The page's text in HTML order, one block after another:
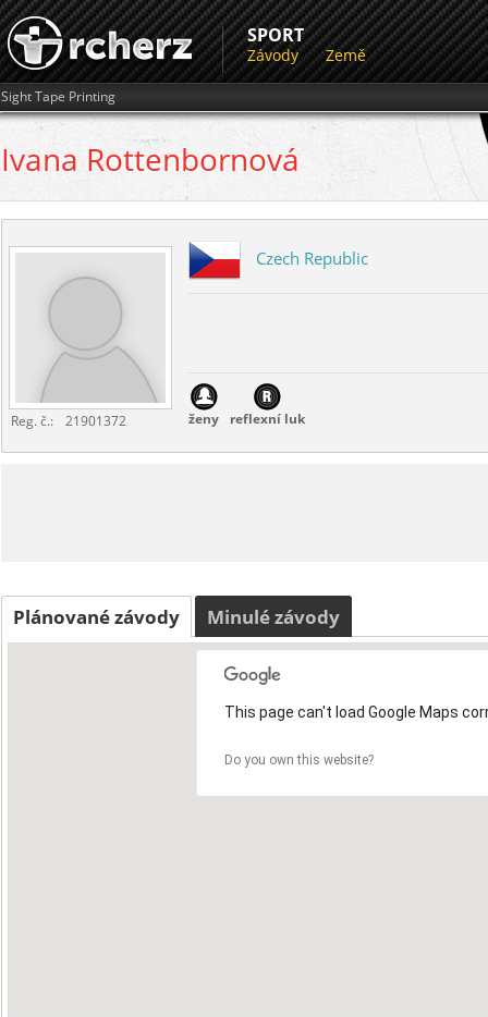
SPORT
Závody Země
Sight Tape Printing
Ivana Rottenbornová
Reg. č.: 21901372
Czech Republic
ženy reflexní luk
Plánované závody Minulé závody
This page can't load Google Maps
Do you own this website?